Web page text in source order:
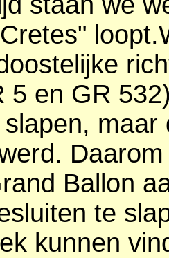
5 en GR
Ballon
te
kunnen